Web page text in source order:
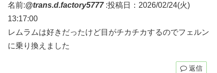
名前:@trans.d.factory5777:投稿日：2026/02/24(火)
13:17:00
レムラムは好きだったけど目がチカチカするのでフェルン
に乗り換えました
返信